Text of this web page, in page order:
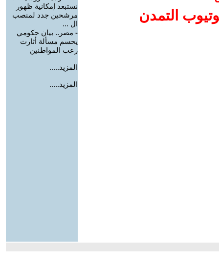
التمدن
نستبعد إمكانية ظهور
مرشحين جدد لمنصب
ال ...
- مصر.. بيان حكومي
يحسم مسألة أثارت
رعب المواطنين
المزيد.....
المزيد.....